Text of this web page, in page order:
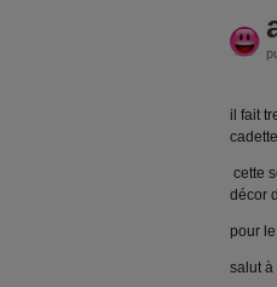
il fait
cette
décor
pour
salut à